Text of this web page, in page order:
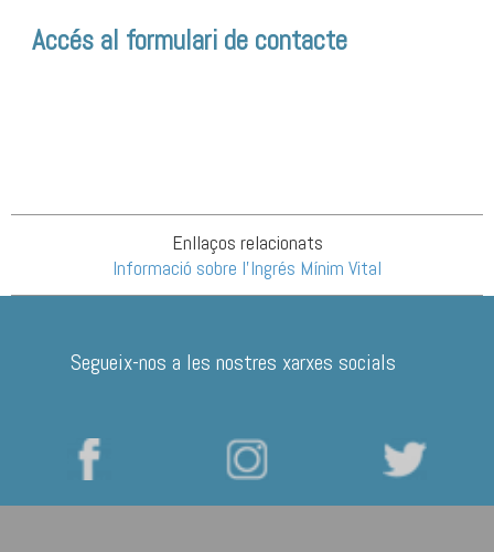
Accés al formulari de contacte
Enllaços relacionats
Informació sobre l'Ingrés Mínim Vital
Segueix-nos a les nostres xarxes socials